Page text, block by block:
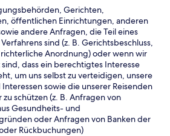
Gerichten,
öffentlichen Einrichtungen, anderen
andere Anfragen, die Teil eines
sind (z. B. Gerichtsbeschluss,
Anordnung) oder wenn wir
dass ein berechtigtes Interesse
um uns selbst zu verteidigen, unsere
Interessen sowie die unserer Reisenden
zu schützen (z. B. Anfragen von
Gesundheits- und
oder Anfragen von Banken der
Rückbuchungen)